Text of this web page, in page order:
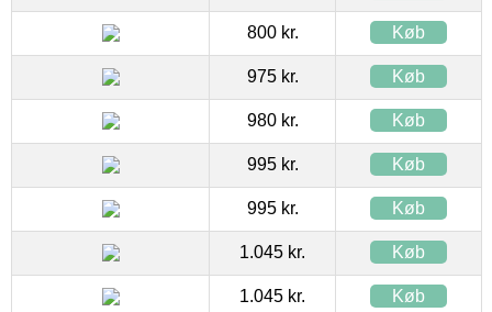
800 kr. Køb
975 kr. Køb
980 kr. Køb
995 kr. Køb
995 kr. Køb
1.045 kr. Køb
1.045 kr. Køb